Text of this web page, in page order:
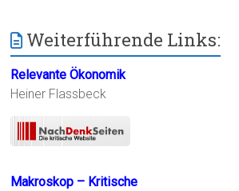
Weiterführende Links:
Relevante Ökonomik
Heiner Flassbeck
Makroskop – Kritische